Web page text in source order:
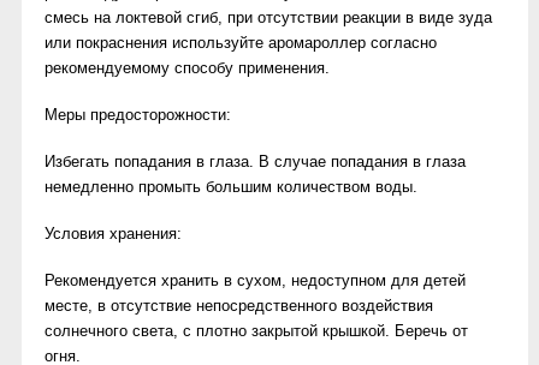
смесь на локтевой сгиб, при отсутствии реакции в виде зуда
или покраснения используйте аромароллер согласно
рекомендуемому способу применения.
Меры предосторожности:
Избегать попадания в глаза. В случае попадания в глаза
немедленно промыть большим количеством воды.
Условия хранения:
Рекомендуется хранить в сухом, недоступном для детей
месте, в отсутствие непосредственного воздействия
солнечного света, с плотно закрытой крышкой. Беречь от
огня.